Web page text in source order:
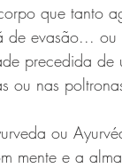
que tanto
evasão... ou
precedida de
ou nas
ou
mente e a